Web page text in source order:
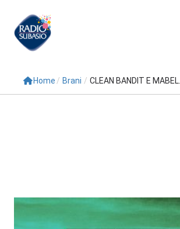
Cerca
Programmi
Conduttori
Home / Brani / CLEAN BANDIT E MABEL...